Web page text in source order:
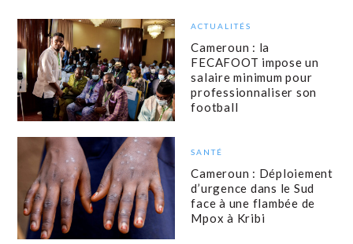
ACTUALITÉS
Cameroun : la
FECAFOOT impose un
salaire minimum pour
professionnaliser son
football
SANTÉ
Cameroun : Déploiement
d’urgence dans le Sud
face à une flambée de
Mpox à Kribi